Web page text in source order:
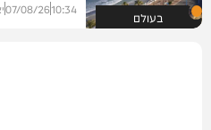
בעולם 10:34
07/08/26